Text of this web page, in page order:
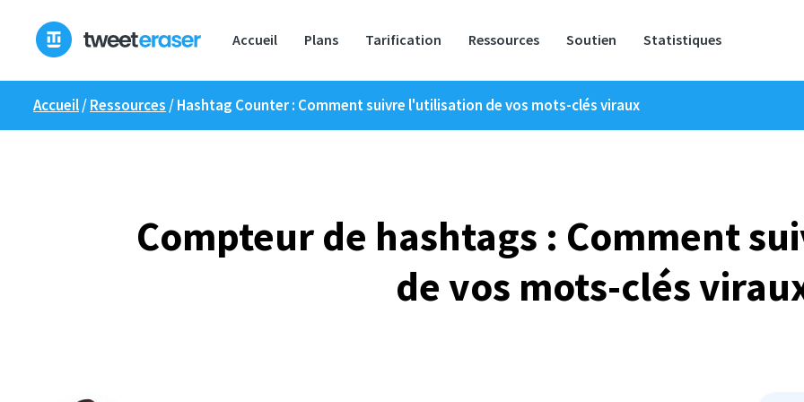
content
Accueil Plans Tarification Ressources Soutien Statistiques
Accueil/Ressources /Hashtag Counter : Comment suivre l'utilisation de vos mots-clés viraux
Compteur de hashtags : Comment
de vos mots-clés